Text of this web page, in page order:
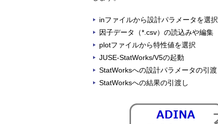
inファイルから設計パラメータを選択
因子データ（*.csv）の読込みや編集
plotファイルから特性値を選択
JUSE-StatWorks/V5の起動
StatWorksへの設計パラメータの引渡
StatWorksへの結果の引渡し